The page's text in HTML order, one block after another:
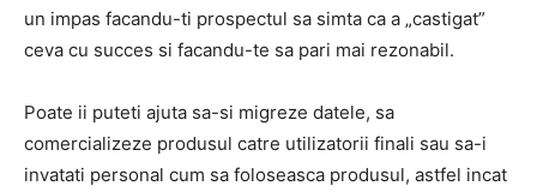
un impas facandu-ti prospectul sa simta ca a „castigat”
ceva cu succes si facandu-te sa pari mai rezonabil.
Poate ii puteti ajuta sa-si migreze datele, sa
comercializeze produsul catre utilizatorii finali sau sa-i
invatati personal cum sa foloseasca produsul, astfel incat